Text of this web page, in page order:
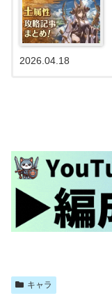
2026.04.18
キャラ